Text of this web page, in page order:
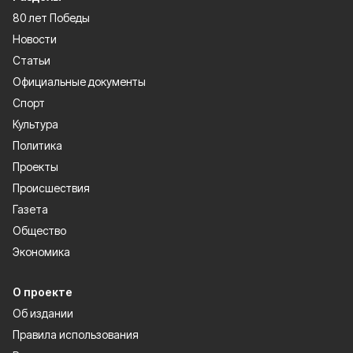
80 лет Победы
Новости
Статьи
Официальные документы
Спорт
Культура
Политика
Проекты
Происшествия
Газета
Общество
Экономика
О проекте
Об издании
Правила использования